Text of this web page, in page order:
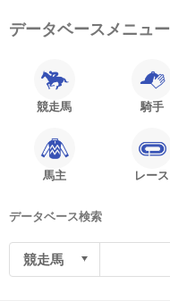
データベースメニュー
競走馬 騎手
馬主 レース
データベース検索